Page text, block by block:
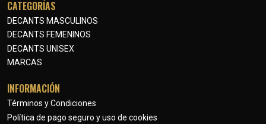
CATEGORÍAS
DECANTS MASCULINOS
DECANTS FEMENINOS
DECANTS UNISEX
MARCAS
INFORMACIÓN
Términos y Condiciones
Política de pago seguro y uso de cookies